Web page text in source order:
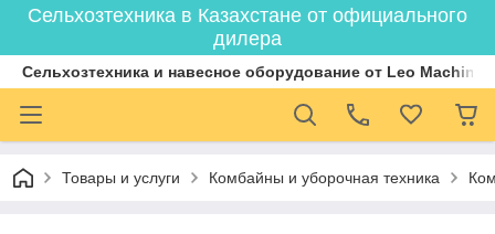
Сельхозтехника в Казахстане от официального
дилера
Cельхозтехника и навесное оборудование от Leo
Товары и услуги Комбайны и уборочная техника